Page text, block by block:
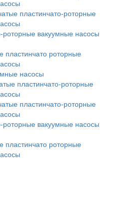
пластинчато-роторные
роторные вакуумные насосы
пластинчато роторные
насосы
пластинчато-роторные
пластинчато-роторные
роторные вакуумные насосы
пластинчато роторные